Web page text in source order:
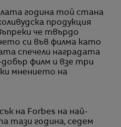
година той стана
продукция
че твърдо
си във филма като
спечели наградата
добър филм и взе три
мнението на
на Forbes на най-
тази година, седем